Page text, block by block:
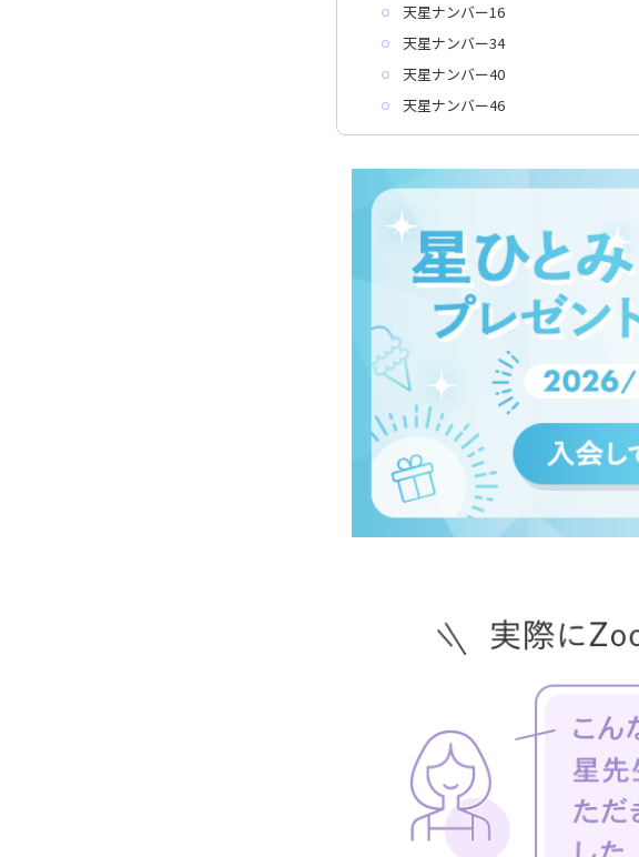
天星ナンバー16
天星ナンバー34
天星ナンバー40
天星ナンバー46